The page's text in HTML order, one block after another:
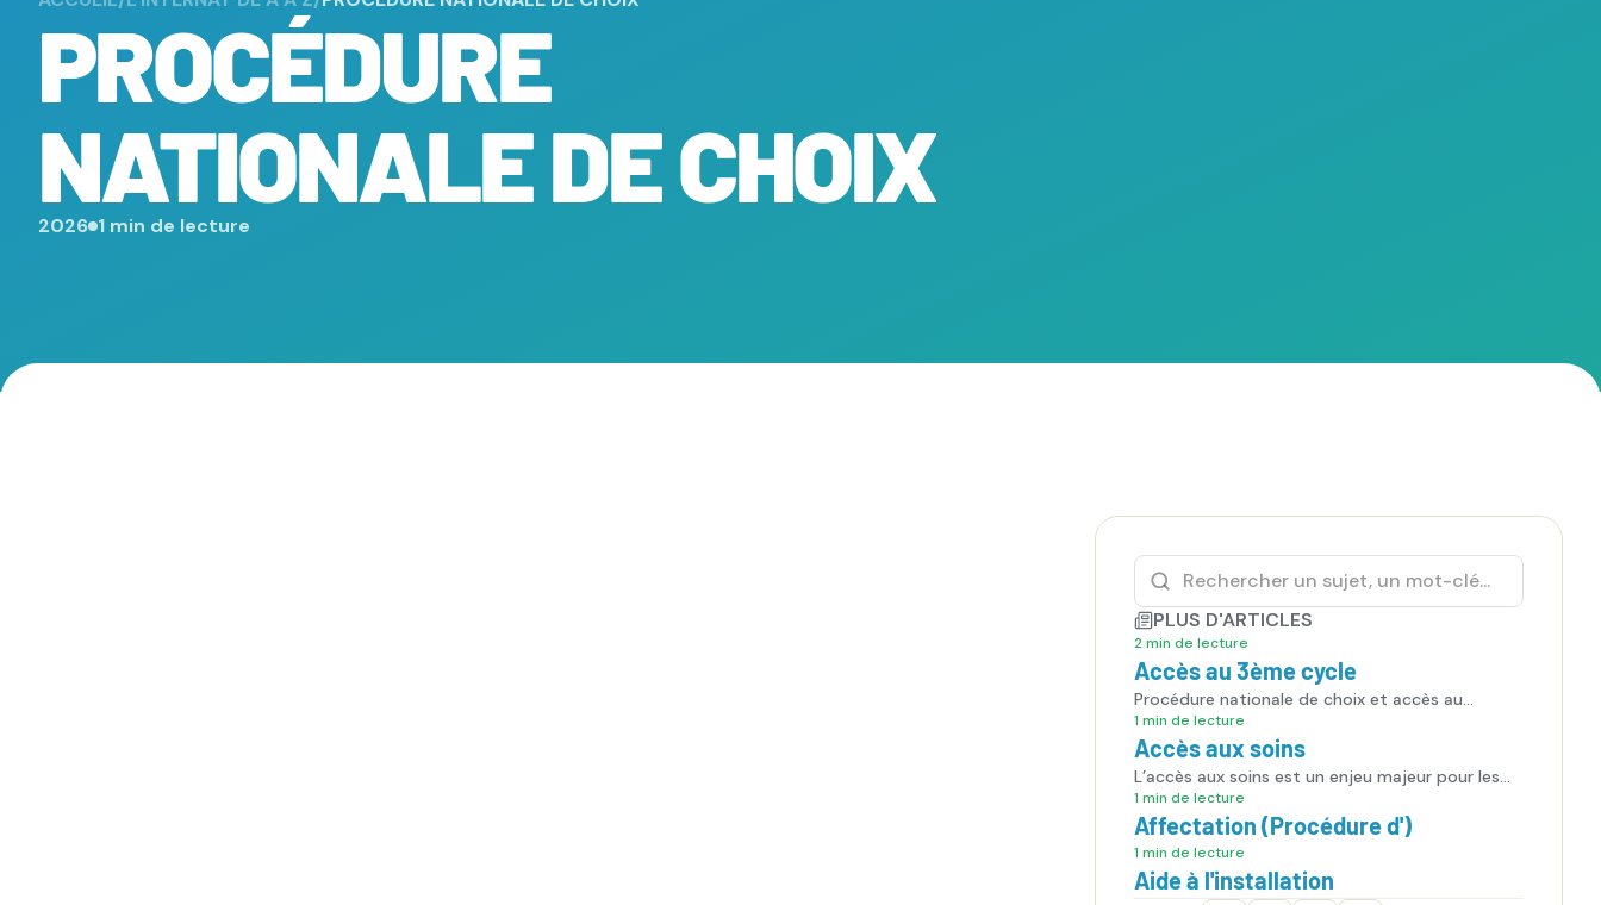
PROCÉDURE
NATIONALE DE CHOIX
2026 1 min de lecture
PLUS D'ARTICLES
2 min de lecture
Accès au 3ème cycle
Procédure nationale de choix et accès au
troisième cycle.
1 min de lecture
Accès aux soins
L’accès aux soins est un enjeu majeur pour les
patients, mais aussi pour les internes, qui sont
en première ligne face aux difficultés du système
de santé.
1 min de lecture
Affectation (Procédure d')
1 min de lecture
Aide à l'installation